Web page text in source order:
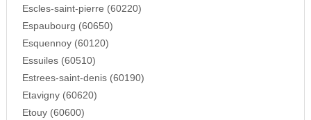
Escles-saint-pierre (60220)
Espaubourg (60650)
Esquennoy (60120)
Essuiles (60510)
Estrees-saint-denis (60190)
Etavigny (60620)
Etouy (60600)